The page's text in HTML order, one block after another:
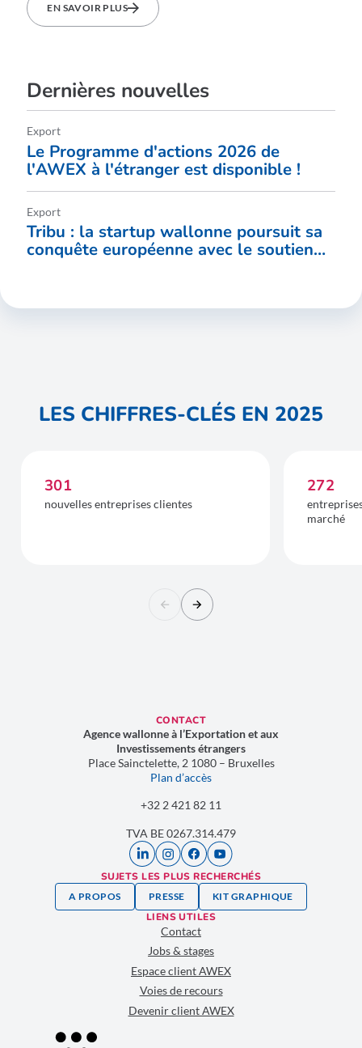
EN SAVOIR PLUS
Dernières nouvelles
Export
Le Programme d'actions 2026 de
l'AWEX à l'étranger est disponible !
Export
Tribu : la startup wallonne poursuit sa
conquête européenne avec le soutien
LES CHIFFRES-CLÉS EN 2025
301
nouvelles entreprises clientes
272
marché
CONTACT
Agence wallonne à l’Exportation et aux
Investissements étrangers
Place Sainctelette, 2 1080 – Bruxelles
Plan d’accès
+32 2 421 82 11
TVA BE 0267.314.479
SUJETS LES PLUS RECHERCHÉS
A PROPOS PRESSE KIT GRAPHIQUE
LIENS UTILES
Contact
Jobs & stages
Espace client AWEX
Voies de recours
Devenir client AWEX